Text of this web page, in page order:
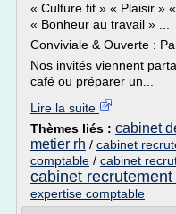
« Culture fit » « Plaisir »
« Bonheur au travail » ...
Conviviale & Ouverte :
Nos invités viennent
café ou préparer un...
Lire la suite
Thèmes liés : cabinet
metier rh / cabinet
comptable / cabinet
cabinet
expertise comptable